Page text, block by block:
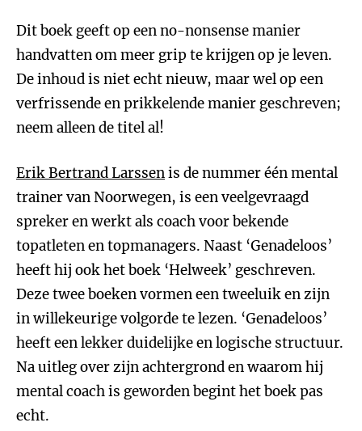
Dit boek geeft op een no-nonsense manier
handvatten om meer grip te krijgen op je leven.
De inhoud is niet echt nieuw, maar wel op een
verfrissende en prikkelende manier geschreven;
neem alleen de titel al!
Erik Bertrand Larssenis de nummer één mental
trainer van Noorwegen, is een veelgevraagd
spreker en werkt als coach voor bekende
topatleten en topmanagers. Naast ‘Genadeloos’
heeft hij ook het boek ‘Helweek’ geschreven.
Deze twee boeken vormen een tweeluik en zijn
in willekeurige volgorde te lezen. ‘Genadeloos’
heeft een lekker duidelijke en logische structuur.
Na uitleg over zijn achtergrond en waarom hij
mental coach is geworden begint het boek pas
echt.